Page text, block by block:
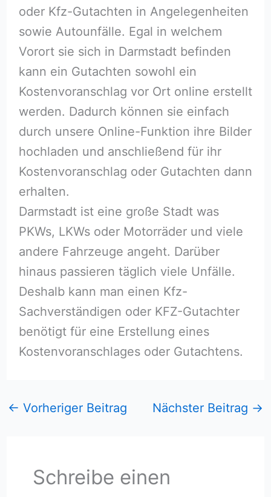
oder Kfz-Gutachten in Angelegenheiten
sowie Autounfälle. Egal in welchem
Vorort sie sich in Darmstadt befinden
kann ein Gutachten sowohl ein
Kostenvoranschlag vor Ort online erstellt
werden. Dadurch können sie einfach
durch unsere Online-Funktion ihre Bilder
hochladen und anschließend für ihr
Kostenvoranschlag oder Gutachten dann
erhalten.
Darmstadt ist eine große Stadt was
PKWs, LKWs oder Motorräder und viele
andere Fahrzeuge angeht. Darüber
hinaus passieren täglich viele Unfälle.
Deshalb kann man einen Kfz-
Sachverständigen oder KFZ-Gutachter
benötigt für eine Erstellung eines
Kostenvoranschlages oder Gutachtens.
← Vorheriger Beitrag Nächster Beitrag →
Schreibe einen